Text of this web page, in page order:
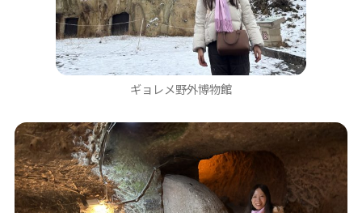
ギョレメ野外博物館